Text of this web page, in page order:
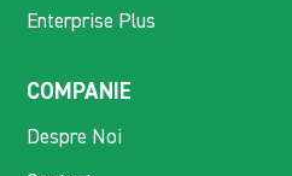
Enterprise Plus
COMPANIE
Despre Noi